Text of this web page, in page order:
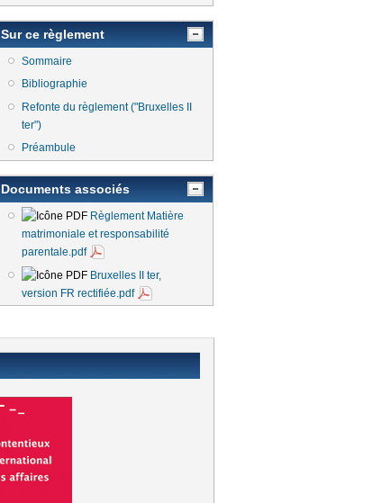
Sur ce règlement
Sommaire
Bibliographie
Refonte du règlement ("Bruxelles II
ter")
Préambule
Documents associés
Règlement Matière
matrimoniale et responsabilité
parentale.pdf
Bruxelles II ter,
version FR rectifiée.pdf